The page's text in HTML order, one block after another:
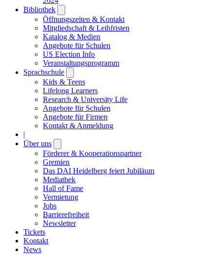
Bibliothek
submenu
Öffnungszeiten & Kontakt
Mitgliedschaft & Leihfristen
Katalog & Medien
Angebote für Schulen
US Election Info
Veranstaltungsprogramm
Sprachschule
submenu
Kids & Teens
Lifelong Learners
Research & University Life
Angebote für Schulen
Angebote für Firmen
Kontakt & Anmeldung
|
Über uns
submenu
Förderer & Kooperationspartner
Gremien
Das DAI Heidelberg feiert Jubiläum
Mediathek
Hall of Fame
Vermietung
Jobs
Barrierefreiheit
Newsletter
Tickets
Kontakt
News